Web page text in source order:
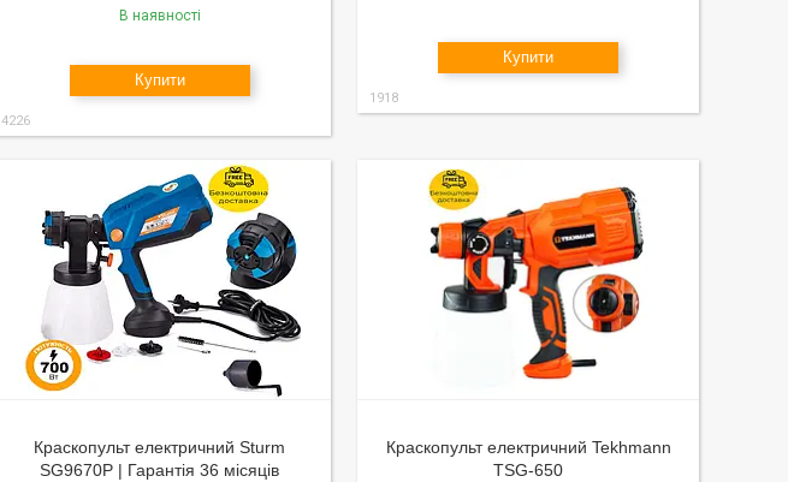
В наявності
Купити
4226
Купити
1918
Краскопульт електричний Sturm
SG9670P | Гарантія 36 місяців
Краскопульт електричний Tekhmann
TSG-650